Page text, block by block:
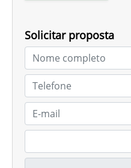
Solicitar proposta